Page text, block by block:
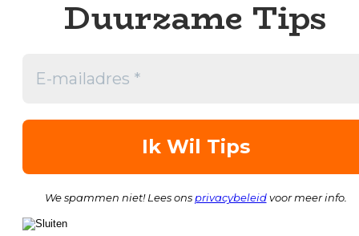
Duurzame Tips
We spammen niet! Lees ons privacybeleidvoor meer info.